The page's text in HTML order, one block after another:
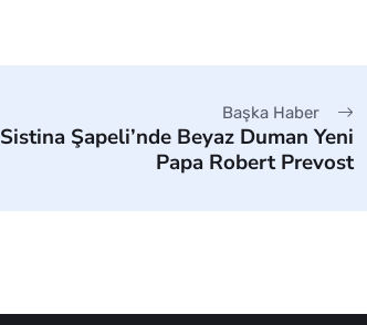
Başka Haber
Sistina Şapeli’nde Beyaz Duman Yeni
Papa Robert Prevost